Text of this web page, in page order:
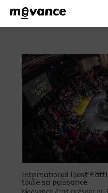
International Illest
toute sa puissance
Moovance était présent au